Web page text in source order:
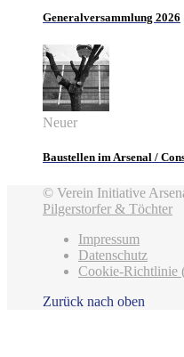
Generalversammlung 2026
Neuer
Baustellen im Arsenal /
© Verein Initiative
Pilgerstorfer & Töchter
Impressum
Datenschutz
Cookie-Richtlinie
Zurück nach oben